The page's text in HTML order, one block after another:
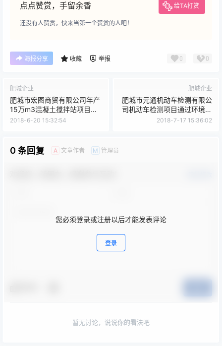
点点赞赏，手留余香 给TA打赏
还没有人赞赏，快来当第一个赞赏的人吧！
海报分享 收藏 举报 0 0
肥城企业
肥城市宏图商贸有限公司年产
15万m3混凝土搅拌站项目通
过环境保护验收工作的公示
2018-6-20 15:32:54
肥城企业
肥城市元通机动车检测有限公
司机动车检测项目通过环境保
护验收工作的公示
2018-7-17 15:36:02
0 条回复 A 文章作者 M 管理员
您必须登录或注册以后才能发表评论
登录
暂无讨论，说说你的看法吧